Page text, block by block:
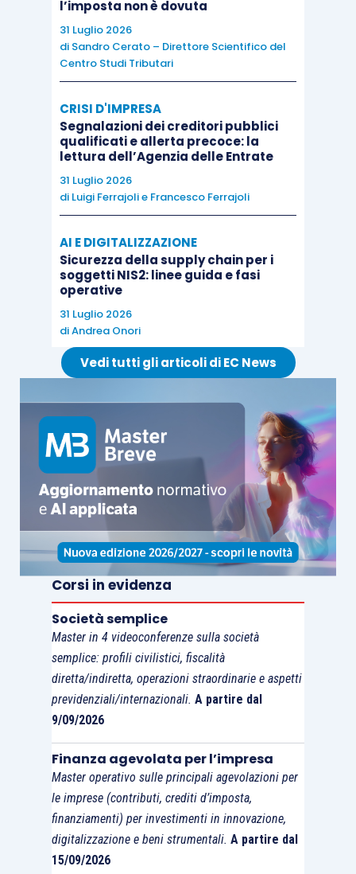
All’interno delprocesso di realizzazione del
campionario e delle collezioni sono distinguibili
astrattamente riferibili alle attività di ricerca
industriale o sviluppo sperimentale:
Fasi di attività
1)ricerca ed
ideazione estetica
2)realizzazione
dei prototipi
3) preparazione
del campionario e
delle collezioni
Attività di sviluppo
competitivo
4) promozione
del campionario
5) gestione del
magazzino
campioni
Sono dunque ammissibili i costi,inquadrabili
nelle categorie dell’articolo 3, comma 6, D.L.
145/2013,sostenuti nelle fasi di realizzazione
del contenuto innovativo di un campionario o
della collezione e per la realizzazione dei
prototipi.
In risposta alle domande di approfondimento
pubblicate sul proprio sito istituzionale il
l’imposta non è dovuta
31 Luglio 2026
di Sandro Cerato – Direttore Scientifico del
Centro Studi Tributari
CRISI D'IMPRESA
Segnalazioni dei creditori pubblici
qualificati e allerta precoce: la
lettura dell’Agenzia delle Entrate
31 Luglio 2026
di Luigi Ferrajolie Francesco Ferrajoli
AI E DIGITALIZZAZIONE
Sicurezza della supply chain per i
soggetti NIS2: linee guida e fasi
operative
31 Luglio 2026
diAndrea Onori
Vedi tutti gli articoli di EC News
Corsi in evidenza
Società semplice
Master in 4 videoconferenze sulla società
semplice: profili civilistici, fiscalità
diretta/indiretta, operazioni straordinarie e aspetti
previdenziali/internazionali. A partire dal
9/09/2026
Finanza agevolata per l’impresa
Master operativo sulle principali agevolazioni per
le imprese (contributi, crediti d’imposta,
finanziamenti) per investimenti in innovazione,
digitalizzazione e beni strumentali. A partire dal
15/09/2026